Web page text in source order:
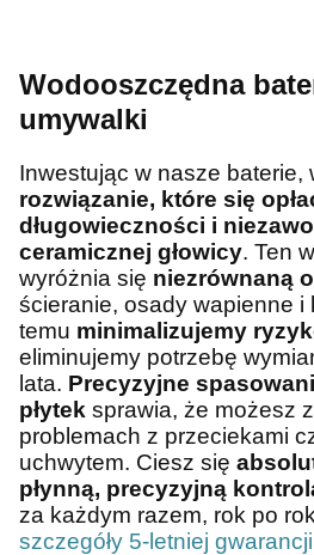
Wodooszczędna
umywalki
Inwestując w nasze baterie,
rozwiązanie, które się
długowieczności i
ceramicznej głowicy. Ten
wyróżnia się niezrównaną
ścieranie, osady wapienne i
temu minimalizujemy
eliminujemy potrzebę
lata. Precyzyjne
płytek sprawia, że możesz
problemach z przeciekami
uchwytem. Ciesz się
płynną, precyzyjną
za każdym razem, rok po
szczegóły 5-letniej